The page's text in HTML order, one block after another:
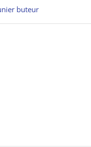
buteur